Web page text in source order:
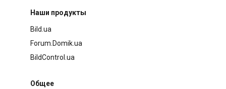
Наши продукты
Bild.ua
Forum.Domik.ua
BildControl.ua
Общее